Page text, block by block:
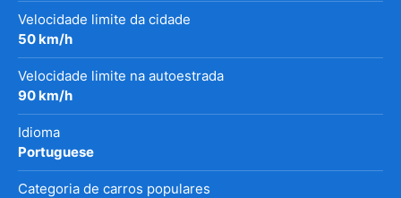
Velocidade limite da cidade
50 km/h
Velocidade limite na autoestrada
90 km/h
Idioma
Portuguese
Categoria de carros populares